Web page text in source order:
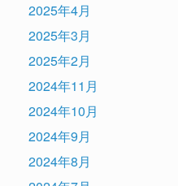
2025年4月
2025年3月
2025年2月
2024年11月
2024年10月
2024年9月
2024年8月